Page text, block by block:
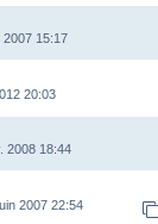
2007 15:17
20:03
2008 18:44
2007 22:54